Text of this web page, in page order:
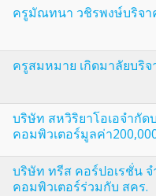
ครูมัณทนา วชิรพงษ์บริจา
ครูสมหมาย เกิดมาลัยบริ
บริษัท สหวิริยาโอเอจำกัด
คอมพิวเตอร์มูลค่า
บริษัท ทรีส คอร์ปอเรชั่น
คอมพิวเตอร์ร่วมกับ สคร.